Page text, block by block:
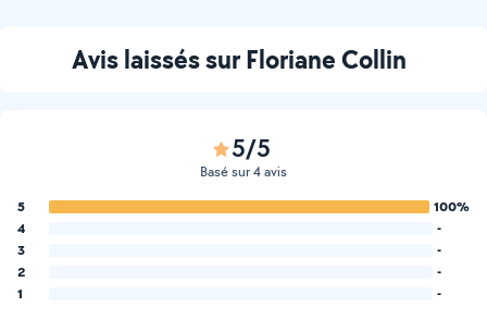
Avis laissés sur Floriane Collin
5/5
Basé sur 4 avis
5
100%
4
-
3
-
2
-
1
-